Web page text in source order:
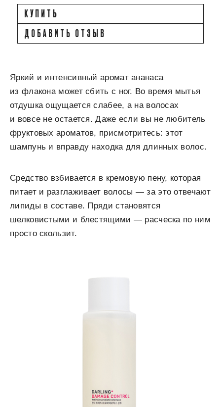
КУПИТЬ
ДОБАВИТЬ ОТЗЫВ
Яркий и интенсивный аромат ананаса
из флакона может сбить с ног. Во время мытья
отдушка ощущается слабее, а на волосах
и вовсе не остается. Даже если вы не любитель
фруктовых ароматов, присмотритесь: этот
шампунь и вправду находка для длинных волос.
Средство взбивается в кремовую пену, которая
питает и разглаживает волосы — за это отвечают
липиды в составе. Пряди становятся
шелковистыми и блестящими — расческа по ним
просто скользит.